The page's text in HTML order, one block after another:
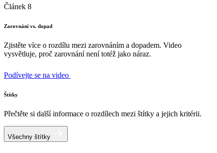
Článek 8
Zarovnání vs. dopad
Zjistěte více o rozdílu mezi zarovnáním a dopadem. Video
vysvětluje, proč zarovnání není totéž jako náraz.
Podívejte se na video
Štítky
Přečtěte si další informace o rozdílech mezi štítky a jejich kritérii.
Všechny štítky